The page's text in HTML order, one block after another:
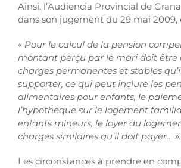
Ainsi, l’Audiencia Provincial de
dans son jugement du 29 mai 2009,
« Pour le calcul de la pension
montant perçu par le mari doit être
charges permanentes et stables
supporter, ce qui peut inclure les
alimentaires pour enfants, le
l’hypothèque sur le logement
enfants mineurs, le loyer du
charges similaires qu’il doit payer… ».
Les circonstances à prendre en